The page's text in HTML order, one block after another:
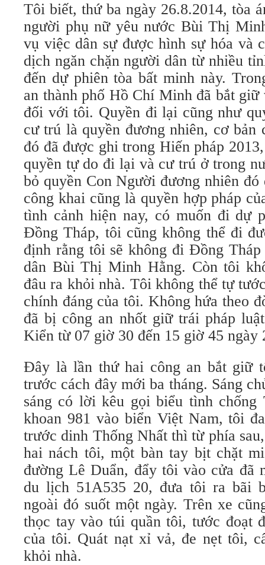
Tôi biết, thứ ba ngày 26.8.2014, tòa
người phụ nữ yêu nước Bùi Thị
vụ việc dân sự được hình sự hóa và
dịch ngăn chặn người dân từ nhiều
đến dự phiên tòa bất minh này.
an thành phố Hồ Chí Minh đã bắt giữ
đối với tôi. Quyền đi lại cũng như
cư trú là quyền đương nhiên, cơ bản
đó đã được ghi trong Hiến pháp
quyền tự do đi lại và cư trú ở trong
bỏ quyền Con Người đương nhiên
công khai cũng là quyền hợp pháp
tình cảnh hiện nay, có muốn đi dự
Đồng Tháp, tôi cũng không thể đi
định rằng tôi sẽ không đi Đồng
dân Bùi Thị Minh Hằng. Còn tôi
đâu ra khỏi nhà. Tôi không thể tự
chính đáng của tôi. Không hứa theo
đã bị công an nhốt giữ trái pháp
Kiển từ 07 giờ 30 đến 15 giờ 45 ngày
Đây là lần thứ hai công an bắt giữ
trước cách đây mới ba tháng. Sáng
sáng có lời kêu gọi biểu tình chống
khoan 981 vào biển Việt Nam, tôi
trước dinh Thống Nhất thì từ phía
hai nách tôi, một bàn tay bịt chặt
đường Lê Duẩn, đẩy tôi vào cửa đã
du lịch 51A535 20, đưa tôi ra bãi
ngoài đó suốt một ngày. Trên xe
thọc tay vào túi quần tôi, tước đoạt
của tôi. Quát nạt xỉ vả, đe nẹt tôi,
khỏi nhà.